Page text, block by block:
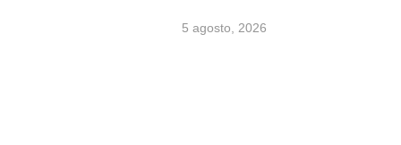
5 agosto, 2026